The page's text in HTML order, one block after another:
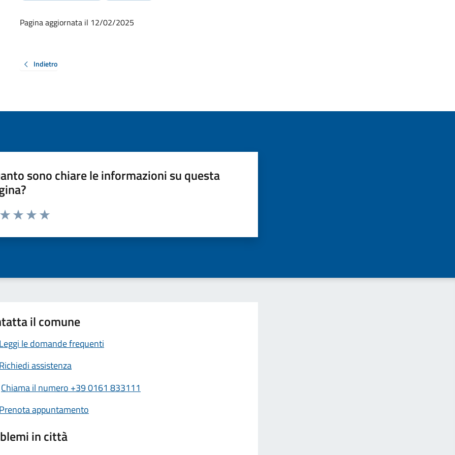
Pagina aggiornata il 12/02/2025
Indietro
sono chiare le informazioni su questa
da 1 a 5 stelle la pagina
il comune
Leggi le domande frequenti
Richiedi assistenza
Chiama il numero +39 0161 833111
Prenota appuntamento
in città